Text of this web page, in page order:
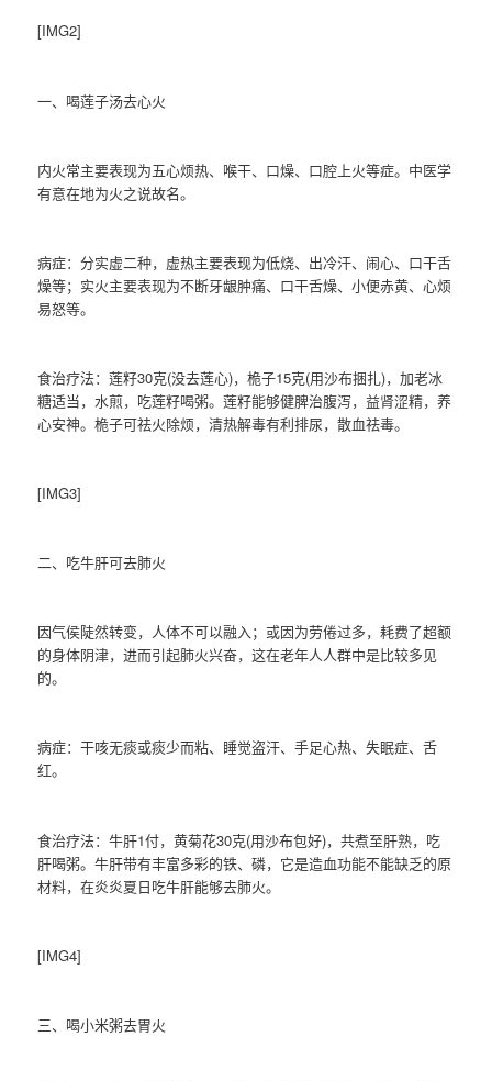
[IMG2]
一、喝莲子汤去心火
内火常主要表现为五心烦热、喉干、口燥、口腔上火等症。中医学
有意在地为火之说故名。
病症：分实虚二种，虚热主要表现为低烧、出冷汗、闹心、口干舌
燥等；实火主要表现为不断牙龈肿痛、口干舌燥、小便赤黄、心烦
易怒等。
食治疗法：莲籽30克(没去莲心)，桅子15克(用沙布捆扎)，加老冰
糖适当，水煎，吃莲籽喝粥。莲籽能够健脾治腹泻，益肾涩精，养
心安神。桅子可祛火除烦，清热解毒有利排尿，散血祛毒。
[IMG3]
二、吃牛肝可去肺火
因气侯陡然转变，人体不可以融入；或因为劳倦过多，耗费了超额
的身体阴津，进而引起肺火兴奋，这在老年人人群中是比较多见
的。
病症：干咳无痰或痰少而粘、睡觉盗汗、手足心热、失眠症、舌
红。
食治疗法：牛肝1付，黄菊花30克(用沙布包好)，共煮至肝熟，吃
肝喝粥。牛肝带有丰富多彩的铁、磷，它是造血功能不能缺乏的原
材料，在炎炎夏日吃牛肝能够去肺火。
[IMG4]
三、喝小米粥去胃火